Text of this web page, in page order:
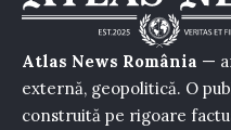
Atlas News România —
externă, geopolitică. O
construită pe rigoare